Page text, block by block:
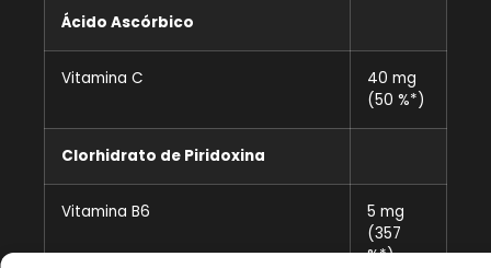
Ácido Ascórbico
Vitamina C
40 mg
(50 %*)
Clorhidrato de Piridoxina
Vitamina B6
5 mg
(357
%*)